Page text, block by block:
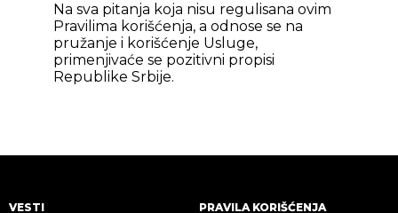
Na sva pitanja koja nisu regulisana ovim
Pravilima korišćenja, a odnose se na
pružanje i korišćenje Usluge,
primenjivaće se pozitivni propisi
Republike Srbije.
VESTI PRAVILA KORIŠĆENJA